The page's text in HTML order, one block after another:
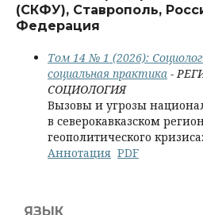
(СКФУ), Ставрополь,
Федерация
Том 14 № 1 (2026):
социальная практика -
СОЦИОЛОГИЯ
Вызовы и угрозы
в северокавказском
геополитического
Аннотация PDF
ЯЗЫК